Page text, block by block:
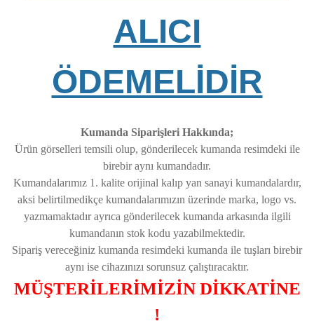
ALICI
ÖDEMELİDİR
Kumanda Siparişleri Hakkında;
Ürün görselleri temsili olup, gönderilecek kumanda resimdeki ile
birebir aynı kumandadır.
Kumandalarımız 1. kalite orijinal kalıp yan sanayi kumandalardır,
aksi belirtilmedikçe kumandalarımızın üzerinde marka, logo vs.
yazmamaktadır ayrıca gönderilecek kumanda arkasında ilgili
kumandanın stok kodu yazabilmektedir.
Sipariş vereceğiniz kumanda resimdeki kumanda ile tuşları birebir
aynı ise cihazınızı sorunsuz çalıştıracaktır.
MÜŞTERİLERİMİZİN DİKKATİNE
!